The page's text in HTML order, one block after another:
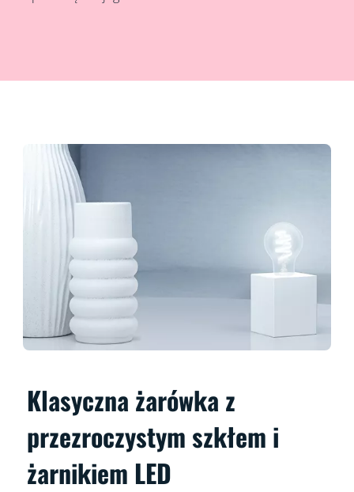
Klasyczna żarówka z
przezroczystym szkłem i
żarnikiem LED